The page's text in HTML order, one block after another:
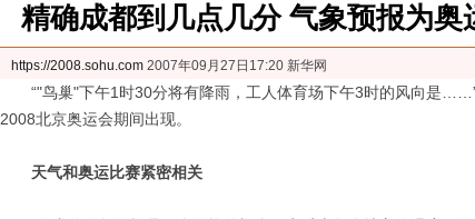
精确成都到几点几分 气象预报为奥
https://2008.sohu.com 2007年09月27日17:20 新华网
“"鸟巢"下午1时30分将有降雨，工人体育场下午3时的风向是
2008北京奥运会期间出现。
天气和奥运比赛紧密相关